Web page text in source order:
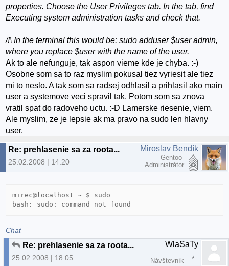
properties. Choose the User Privileges tab. In the tab, find
Executing system administration tasks and check that.
/!\ In the terminal this would be: sudo adduser $user admin,
where you replace $user with the name of the user.
Ak to ale nefunguje, tak aspon vieme kde je chyba. :-)
Osobne som sa to raz myslim pokusal tiez vyriesit ale tiez
mi to neslo. A tak som sa radsej odhlasil a prihlasil ako main
user a systemove veci spravil tak. Potom som sa znova
vratil spat do radoveho uctu. :-D Lamerske riesenie, viem.
Ale myslim, ze je lepsie ak ma pravo na sudo len hlavny
user.
Re: prehlasenie sa za roota...
25.02.2008 | 14:20
Miroslav Bendík
Gentoo
Administrátor
mirec@localhost ~ $ sudo
bash: sudo: command not found
Chat
Re: prehlasenie sa za roota...
25.02.2008 | 18:05
WlaSaTy
Návštevník